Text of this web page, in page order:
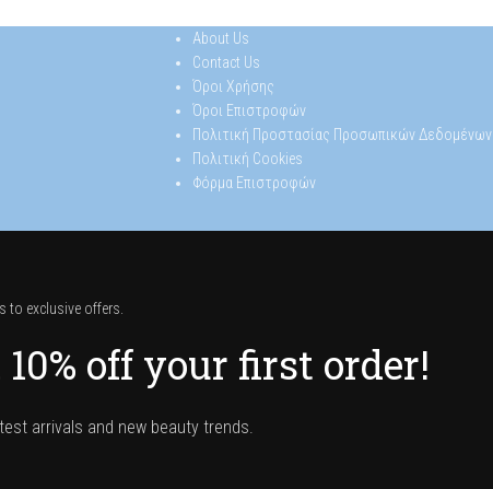
About Us
Contact Us
Όροι Χρήσης
Όροι Επιστροφών
Πολιτική Προστασίας Προσωπικών Δεδομένων
Πολιτική Cookies
Φόρμα Επιστροφών
to exclusive offers.
off your first order!
arrivals and new beauty trends.